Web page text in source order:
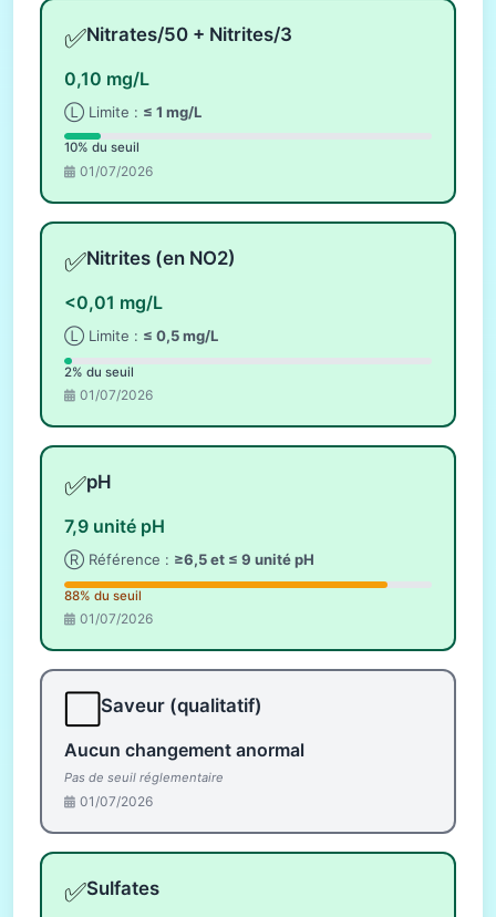
✅Nitrates/50 + Nitrites/3
0,10 mg/L
Ⓛ Limite : ≤ 1 mg/L
10% du seuil
01/07/2026
✅Nitrites (en NO2)
<0,01 mg/L
Ⓛ Limite : ≤ 0,5 mg/L
2% du seuil
01/07/2026
✅pH
7,9 unité pH
Ⓡ Référence : ≥6,5 et ≤ 9 unité pH
88% du seuil
01/07/2026
Saveur (qualitatif)
Aucun changement anormal
Pas de seuil réglementaire
01/07/2026
✅Sulfates